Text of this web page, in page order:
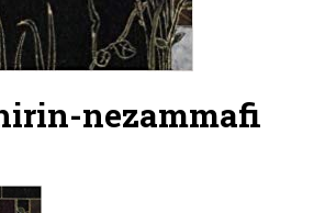
nezammafi